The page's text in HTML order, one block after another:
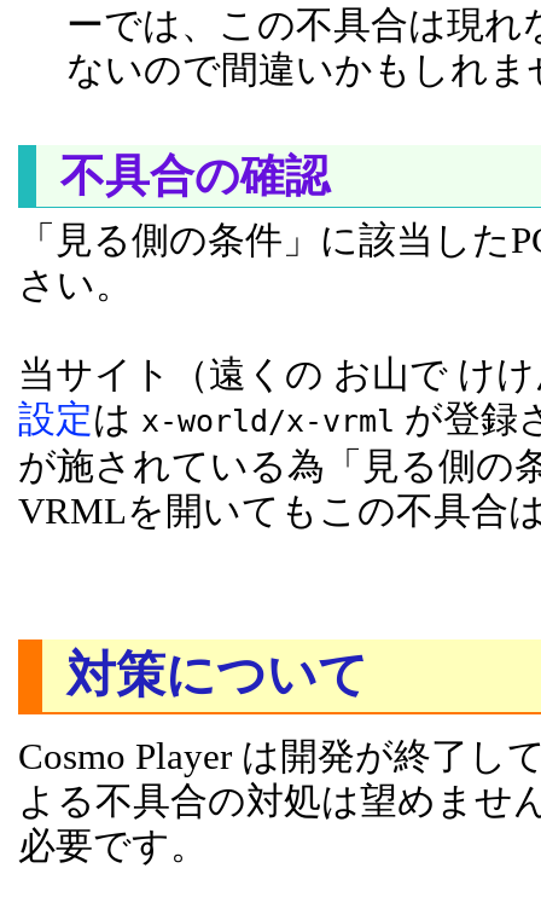
ーでは、この不具合は現
ないので間違いかもしれま
不具合の確認
「見る側の条件」に該当した
さい。
当サイト（遠くの お山で け
設定は x-world/x-vrml が登録
が施されている為「見る側の
VRMLを開いてもこの不具合
対策について
Cosmo Player は開発が終了
よる不具合の対処は望めま
必要です。